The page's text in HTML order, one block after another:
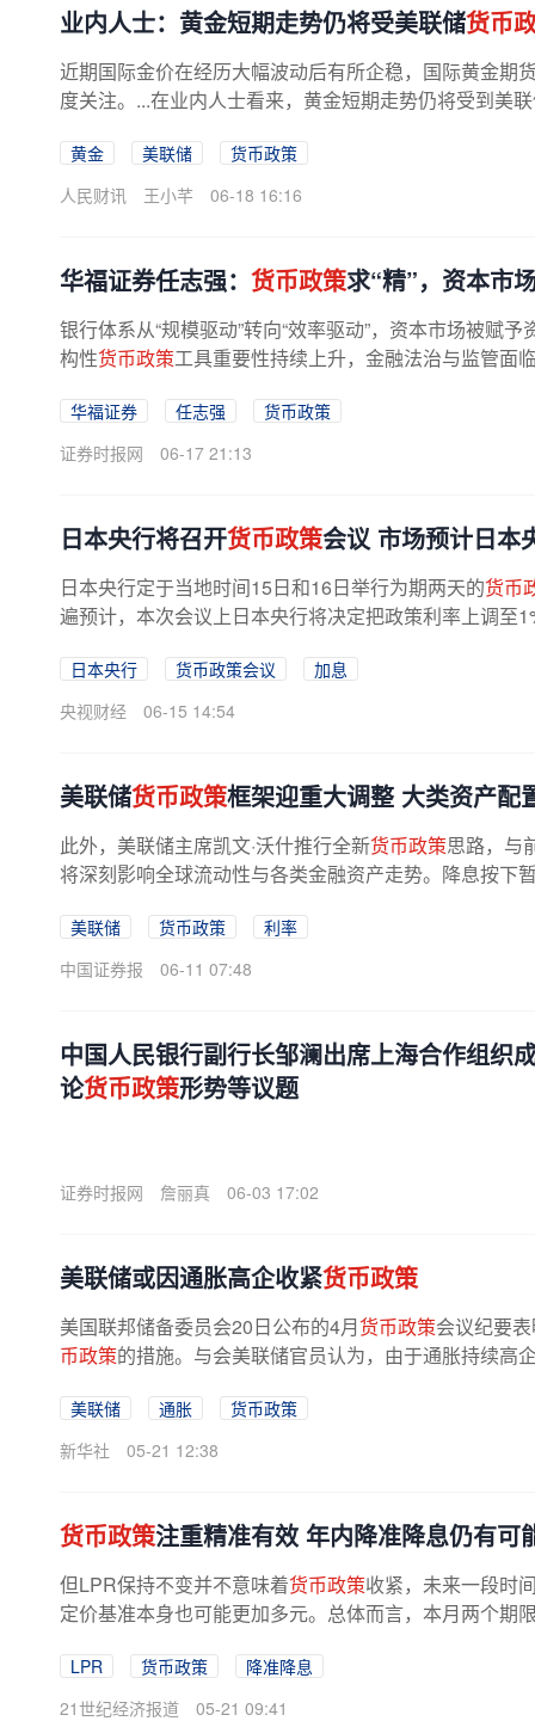
业内人士：黄金短期走势仍将受美联储货币
近期国际金价在经历大幅波动后有所企稳，国际黄金期
度关注。...在业内人士看来，黄金短期走势仍将受到美
黄金 美联储
货币政策
人民财讯
王小芊 06-18 16:16
华福证券任志强： 货币政策求“精”，资本市
银行体系从“规模驱动”转向“效率驱动”，资本市场被赋
构性货币政策工具重要性持续上升，金融法治与监管面
华福证券 任志强
货币政策
证券时报网
06-17 21:13
​日本央行将召开货币政策会议 市场预计日本
日本央行定于当地时间15日和16日举行为期两天的货币
遍预计，本次会议上日本央行将决定把政策利率上调至
日本央行 货币政策会议
加息
央视财经
06-15 14:54
美联储货币政策框架迎重大调整 大类资产配
此外，美联储主席凯文·沃什推行全新货币政策思路，与
将深刻影响全球流动性与各类金融资产走势。降息按下
美联储 货币政策
利率
中国证券报
06-11 07:48
中国人民银行副行长邹澜出席上海合作组织
论货币政策形势等议题
证券时报网 詹丽真 06-03 17:02
美联储或因通胀高企收紧货币政策
美国联邦储备委员会20日公布的4月货币政策会议纪要
币政策的措施。与会美联储官员认为，由于通胀持续高
美联储 通胀
货币政策
新华社
05-21 12:38
货币政策注重精准有效 年内降准降息仍有可
但LPR保持不变并不意味着货币政策收紧，未来一段时
定价基准本身也可能更加多元。总体而言，本月两个期
LPR 货币政策
降准降息
21世纪经济报道
05-21 09:41